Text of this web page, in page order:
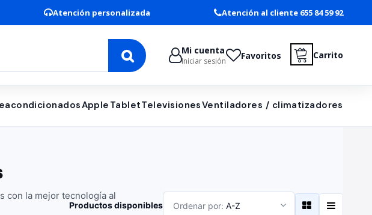
Atención personalizada Atención al cliente 655 84 59 92
Mi cuenta
Iniciar sesión Favoritos Carrito
Apple TabletTelevisionesVentiladores / climatizadores
con la mejor tecnología al
Productos disponibles Ordenar por: A-Z